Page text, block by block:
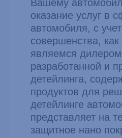
Вашему
оказание услуг в
автомобиля, с
совершенства,
являемся
разработанной и
детейлинга,
продуктов для
детейлинге
представляет на
защитное нано